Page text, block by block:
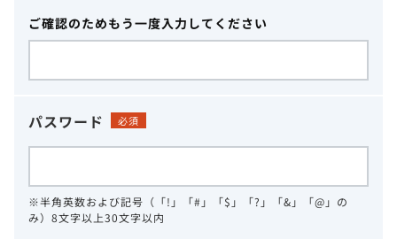
ご確認のためもう一度入力してください
パスワード 必須
※半角英数および記号（「!」「#」「$」「?」「&」「@」の
み）8文字以上30文字以内